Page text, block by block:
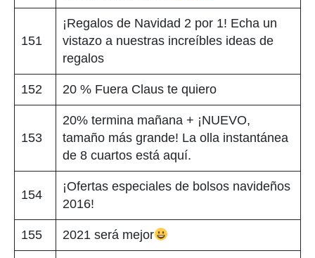
151
¡Regalos de Navidad 2 por 1! Echa un
vistazo a nuestras increíbles ideas de
regalos
152 20 % Fuera Claus te quiero
153
20% termina mañana + ¡NUEVO,
tamaño más grande! La olla instantánea
de 8 cuartos está aquí.
154
¡Ofertas especiales de bolsos navideños
2016!
155 2021 será mejor